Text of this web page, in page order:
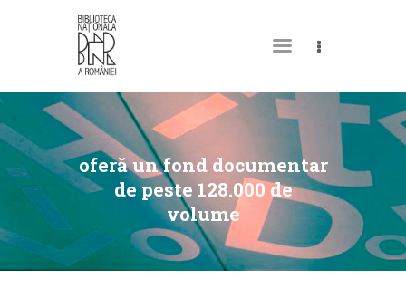
oferă un fond documentar
de peste 128.000 de
volume
DESPRE NOI
PERMISUL MEU DE
BIBLIOTECĂ
CATALOAGE ȘI
COLECȚII
BIBLIOTECA DIGITALĂ